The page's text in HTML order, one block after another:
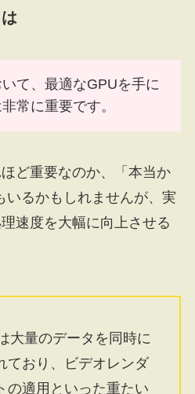
て、最適なGPUを手に
常に重要です。
ど重要なのか、「本当か
いるかもしれませんが、実
速度を大幅に向上させる
大量のデータを同時に
ており、ビデオレンダ
の適用といった重たい